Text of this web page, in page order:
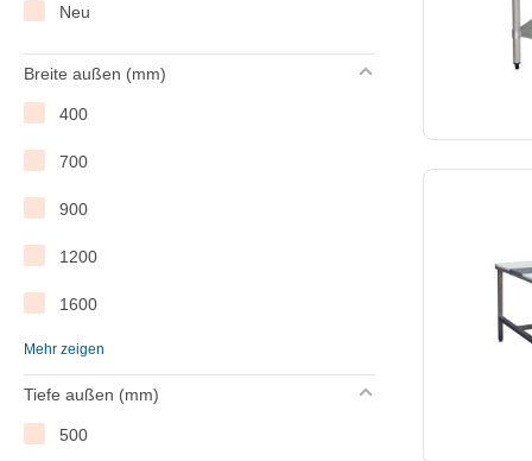
Neu
Breite außen (mm)
400
700
900
1200
1600
1800
Mehr zeigen
Tiefe außen (mm)
500